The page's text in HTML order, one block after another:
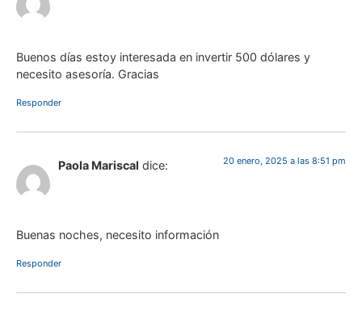
Buenos días estoy interesada en invertir 500 dólares y
necesito asesoría. Gracias
Responder
Paola Mariscal dice: 20 enero, 2025 a las 8:51 pm
Buenas noches, necesito información
Responder